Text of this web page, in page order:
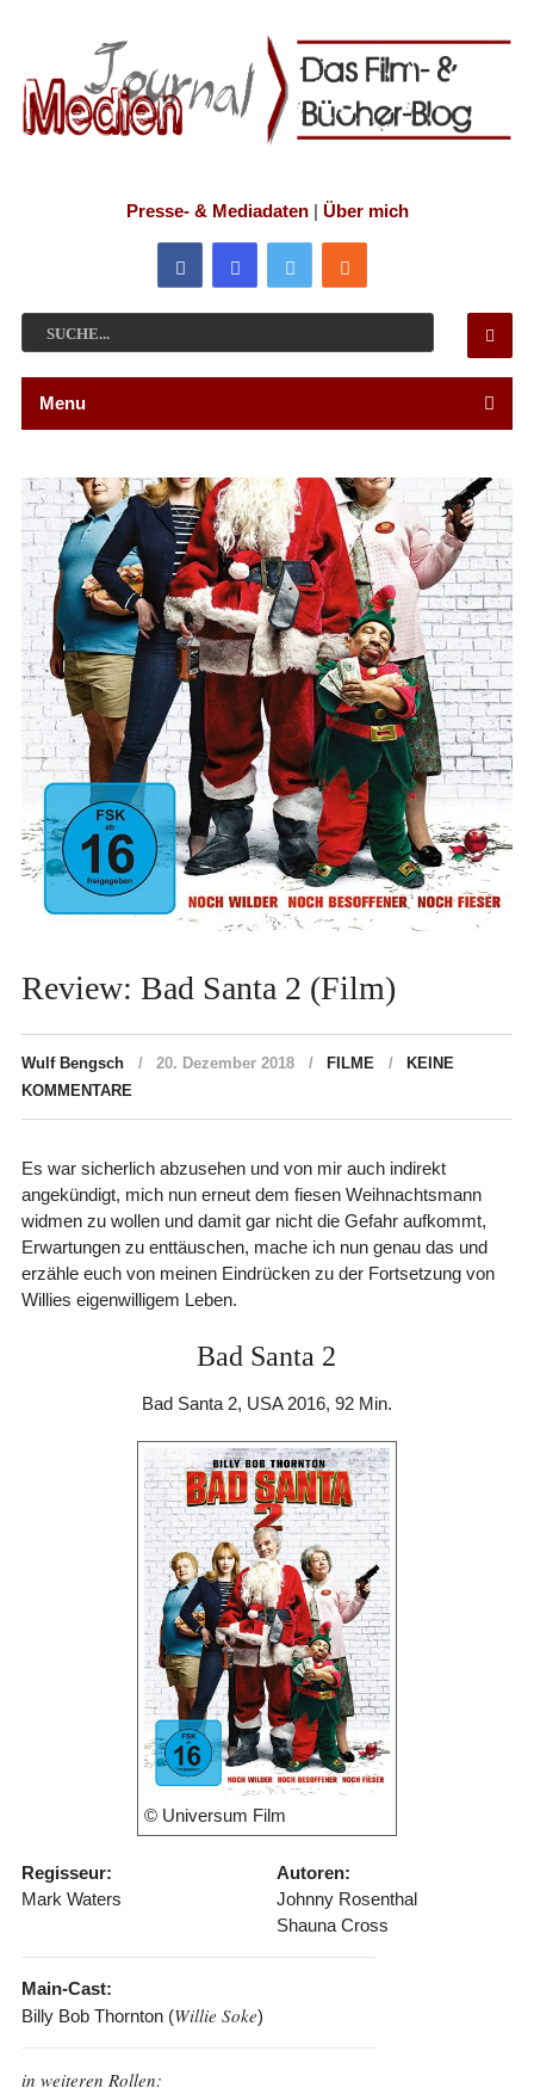
Presse- & Mediadaten| Über mich
Menu
Review: Bad Santa 2 (Film)
Wulf Bengsch 20. Dezember 2018 FILME
KEINE
KOMMENTARE
Es war sicherlich abzusehen und von mir auch indirekt
angekündigt, mich nun erneut dem fiesen Weihnachtsmann
widmen zu wollen und damit gar nicht die Gefahr aufkommt,
Erwartungen zu enttäuschen, mache ich nun genau das und
erzähle euch von meinen Eindrücken zu der Fortsetzung von
Willies eigenwilligem Leben.
Bad Santa 2
Bad Santa 2, USA 2016, 92 Min.
© Universum Film
Regisseur:
Mark Waters
Autoren:
Johnny Rosenthal
Shauna Cross
Main-Cast:
Billy Bob Thornton (Willie Soke)
in weiteren Rollen: